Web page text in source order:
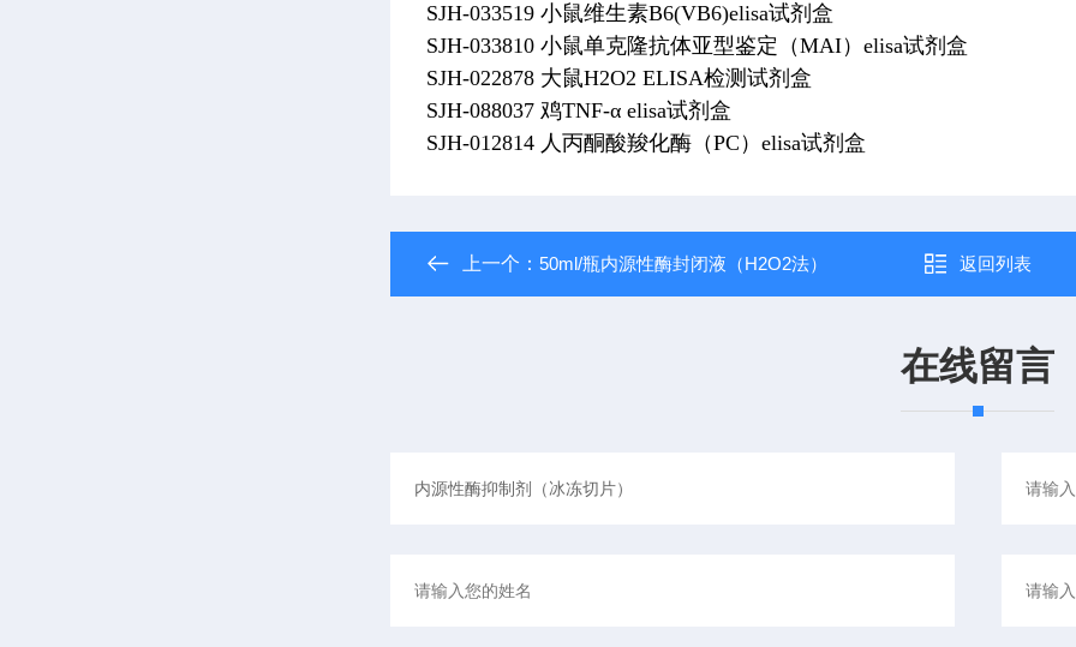
SJH-033519 小鼠维生素B6(VB6)elisa试剂盒
SJH-033810 小鼠单克隆抗体亚型鉴定（MAI）elisa试剂盒
SJH-022878 大鼠H2O2 ELISA检测试剂盒
SJH-088037 鸡TNF-α elisa试剂盒
SJH-012814 人丙酮酸羧化酶（PC）elisa试剂盒
上一个：50ml/瓶内源性酶封闭液（H2O2法） 返回列表
在线留言